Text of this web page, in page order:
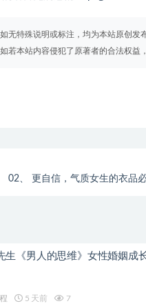
无特殊说明或标注，均为本站原创发
若本站内容侵犯了原著者的合法权益
02、 更自信，气质女生的衣品
生《男人的思维》女性婚姻成
5 天前 7